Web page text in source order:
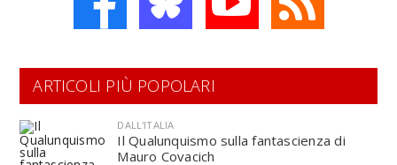
ARTICOLI PIÙ POPOLARI
DALL'ITALIA
Il Qualunquismo sulla fantascienza di
Mauro Covacich